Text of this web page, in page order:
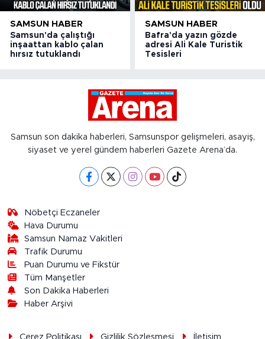
SAMSUN HABER
Samsun'da çalıştığı
inşaattan kablo çalan
hırsız tutuklandı
SAMSUN HABER
Bafra'da yazın gözde
adresi Ali Kale Turistik
Tesisleri
Samsun son dakika haberleri, Samsunspor gelişmeleri, asayiş,
siyaset ve yerel gündem haberleri Gazete Arena’da.
Nöbetçi Eczaneler
Hava Durumu
Samsun Namaz Vakitleri
Trafik Durumu
Puan Durumu ve Fikstür
Tüm Manşetler
Son Dakika Haberleri
Haber Arşivi
Çerez Politikası Gizlilik Sözleşmesi İletişim